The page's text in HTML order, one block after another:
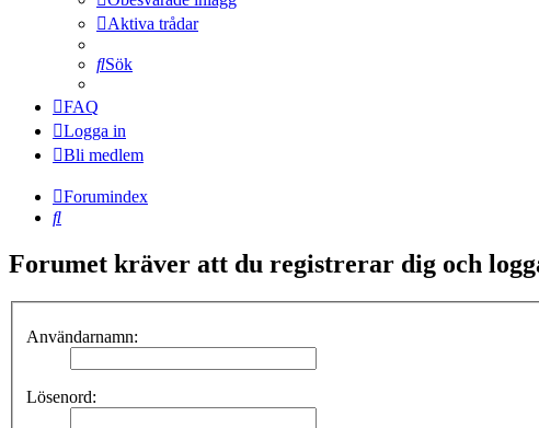
Aktiva trådar
Sök
FAQ
Logga in
Bli medlem
Forumindex
Sök
Forumet kräver att du registrerar dig och
Användarnamn:
Lösenord: